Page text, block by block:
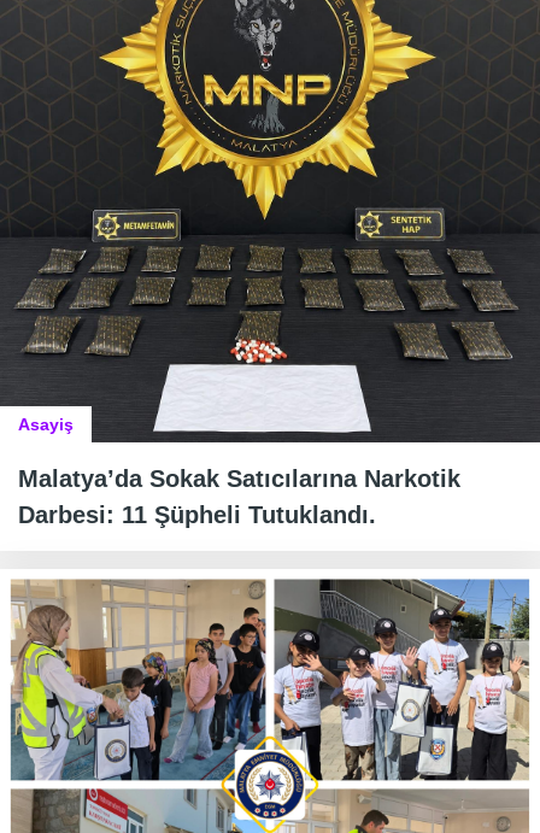
Asayiş
Malatya’da Sokak Satıcılarına Narkotik
Darbesi: 11 Şüpheli Tutuklandı.